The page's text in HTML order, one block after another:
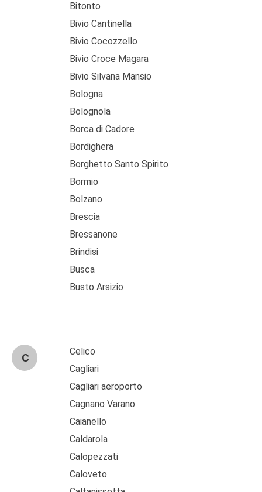
Bitonto
Bivio Cantinella
Bivio Cocozzello
Bivio Croce Magara
Bivio Silvana Mansio
Bologna
Bolognola
Borca di Cadore
Bordighera
Borghetto Santo Spirito
Bormio
Bolzano
Brescia
Bressanone
Brindisi
Busca
Busto Arsizio
C
Celico
Cagliari
Cagliari aeroporto
Cagnano Varano
Caianello
Caldarola
Calopezzati
Caloveto